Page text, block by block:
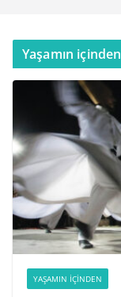
Yaşamın içinden
YAŞAMIN İÇINDEN